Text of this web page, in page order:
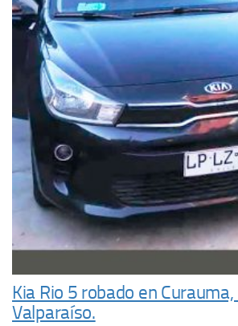
Kia Rio 5 robado en
Valparaíso.